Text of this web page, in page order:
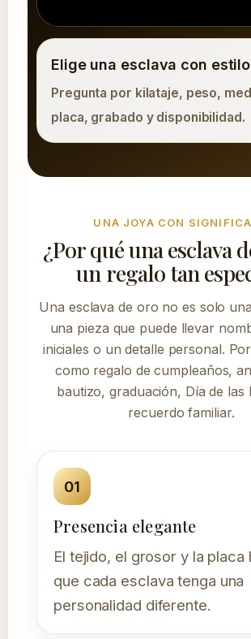
Elige una esclava con
Pregunta por kilataje, peso,
placa, grabado y disponibilidad.
UNA JOYA CON
¿Por qué una esclava
un regalo tan
Una esclava de oro no es solo
una pieza que puede llevar
iniciales o un detalle personal.
como regalo de cumpleaños,
bautizo, graduación, Día de las
recuerdo familiar.
01
Presencia elegante
El tejido, el grosor y la placa
que cada esclava tenga una
personalidad diferente.